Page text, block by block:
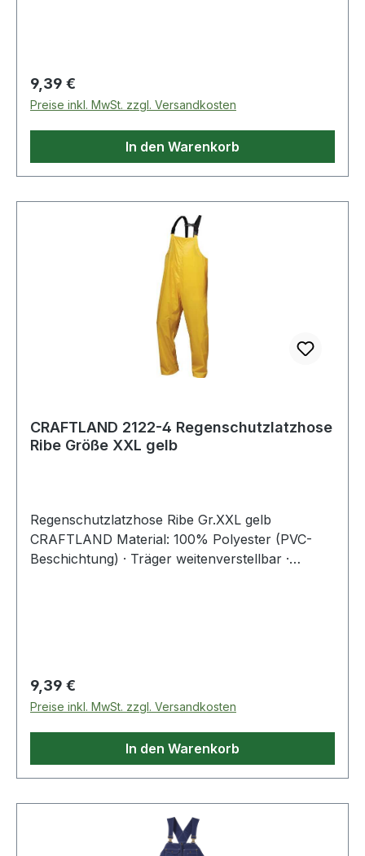
Regulärer Preis:
9,39 €
Preise inkl. MwSt. zzgl. Versandkosten
In den Warenkorb
CRAFTLAND 2122-4 Regenschutzlatzhose
Ribe Größe XXL gelb
Regenschutzlatzhose Ribe Gr.XXL gelb
CRAFTLAND Material: 100% Polyester (PVC-
Beschichtung) · Träger weitenverstellbar ·
Regulärer Preis:
9,39 €
Preise inkl. MwSt. zzgl. Versandkosten
In den Warenkorb